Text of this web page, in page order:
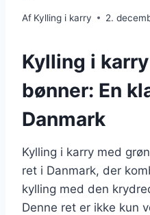
Af Kylling i karry 2.
Kylling i
bønner: En
Danmark
Kylling i karry med
ret i Danmark, der
kylling med den
Denne ret er ikke kun